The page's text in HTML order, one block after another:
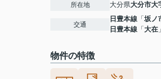
所在地 大分県大分市大
交通
日豊本線 「坂ノ
日豊本線 「大在
物件の特徴